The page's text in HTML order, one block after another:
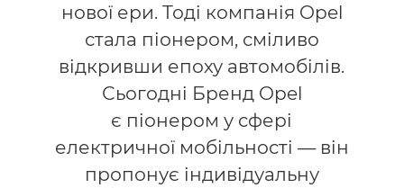
нової ери. Тоді компанія Opel
стала піонером, сміливо
відкривши епоху автомобілів.
Сьогодні Бренд Opel
є піонером у сфері
електричної мобільності — він
пропонує індивідуальну